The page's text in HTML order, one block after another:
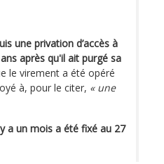
une privation d’accès à
après qu'il ait purgé sa
le virement a été opéré
à, pour le citer, « une
a un mois a été fixé au 27